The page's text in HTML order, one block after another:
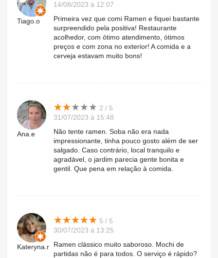
Tiago.o
14/08/2023 à 12:07
Primeira vez que comi Ramen e fiquei bastante
surpreendido pela positiva! Restaurante
acolhedor, com ótimo atendimento, ótimos
preços e com zona no exterior! A comida e a
cerveja estavam muito bons!
Ana.e
★★★★★
★★★★★ 2 / 5
31/07/2023 à 15:48
Não tente ramen. Soba não era nada
impressionante, tinha pouco gosto além de ser
salgado. Caso contrário, local tranquilo e
agradável, o jardim parecia gente bonita e
gentil. Que pena em relação à comida.
Kateryna.r
★★★★★
★★★★★ 5 / 5
30/07/2023 à 13:25
Ramen clássico muito saboroso. Mochi de
partidas não é para todos. O serviço é rápido?